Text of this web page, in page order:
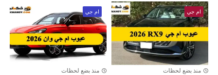
ام جي
منذ بضع لحظات
ام جي
منذ بضع لحظات